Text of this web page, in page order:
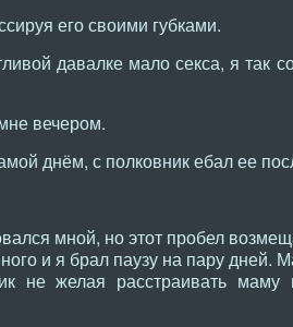
его своими губками.
давалке мало секса, я так
вечером.
днём, с полковник ебал ее
мной, но этот пробел
и я брал паузу на пару дней.
не желая расстраивать